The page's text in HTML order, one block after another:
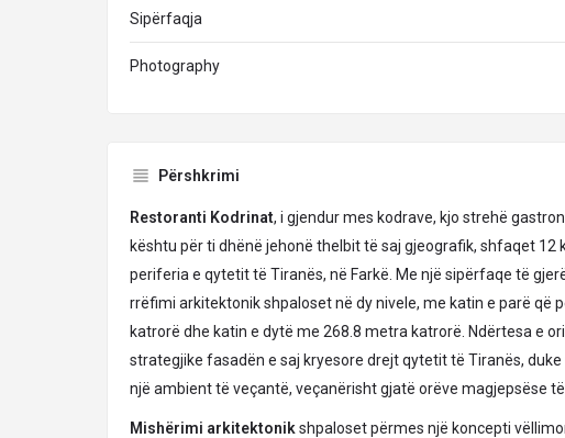
Sipërfaqja
Photography
Përshkrimi
Restoranti Kodrinat, i gjendur mes kodrave, kjo strehë
kështu për ti dhënë jehonë thelbit të saj gjeografik, shfaqet 12
periferia e qytetit të Tiranës, në Farkë. Me një sipërfaqe të
rrëfimi arkitektonik shpaloset në dy nivele, me katin e parë që
katrorë dhe katin e dytë me 268.8 metra katrorë. Ndërtesa e
strategjike fasadën e saj kryesore drejt qytetit të Tiranës,
një ambient të veçantë, veçanërisht gjatë orëve magjepsëse
Mishërimi arkitektonikshpaloset përmes një koncepti